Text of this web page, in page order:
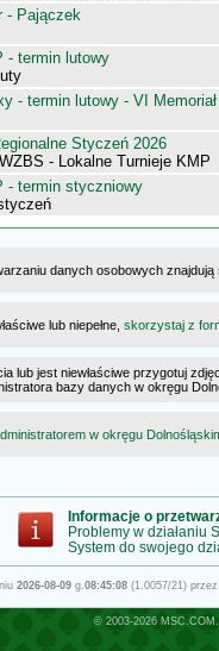
- Pajączek
- termin lutowy
- termin lutowy - VI
Styczeń 2026
- Lokalne Turnieje KMP
- termin styczniowy
danych osobowych
lub niepełne, skorzystaj z
lub jest niewłaściwe przygotuj
bazy danych w okręgu
w okręgu
Informacje o
Problemy w działaniu
System do swojego
2026-08-09g.08:45:08(1.0057/21)
© 2003-2026